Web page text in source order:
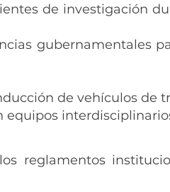
de investigación
gubernamentales
de vehículos de
equipos
reglamentos